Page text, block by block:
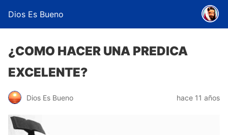
Dios Es Bueno
¿COMO HACER UNA PREDICA
EXCELENTE?
Dios Es Bueno hace 11 años